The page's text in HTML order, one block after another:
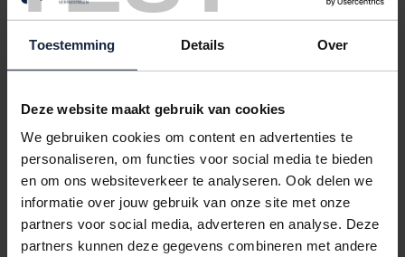
Toestemming Details Over
Deze website maakt gebruik van cookies
We gebruiken cookies om content en advertenties te
personaliseren, om functies voor social media te bieden
en om ons websiteverkeer te analyseren. Ook delen we
informatie over jouw gebruik van onze site met onze
partners voor social media, adverteren en analyse. Deze
partners kunnen deze gegevens combineren met andere
PLASTIC ZAKKEN 18/4-60CM LDPE DIKTE 0.02
< 5000
5000
PLASTIC ZAKKEN 20/4-50CM LDPE DIKTE 0.02
< 5000
5000 15000 30000
50000
€39,29
€37,04 €33,68 €31,43 €29,19
5001060 €0,00